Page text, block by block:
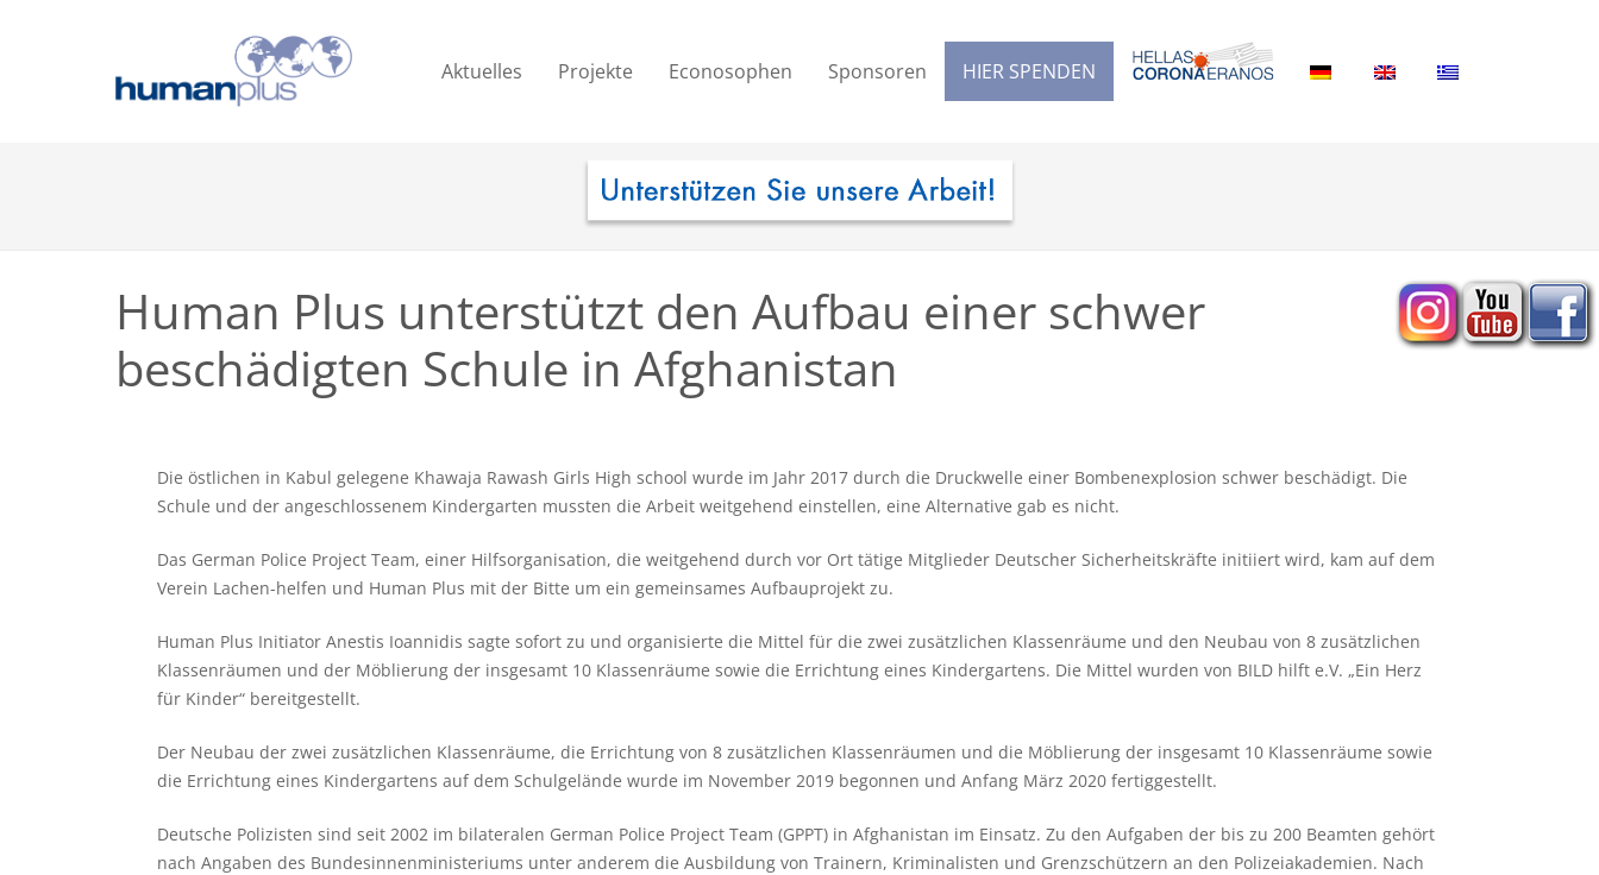
Aktuelles Projekte Econosophen Sponsoren HIER SPENDEN
Human Plus unterstützt den Aufbau einer schwer
beschädigten Schule in Afghanistan
Die östlichen in Kabul gelegene Khawaja Rawash Girls High school wurde im Jahr 2017 durch die Druckwelle einer Bombenexplosion schwer beschädigt. Die
Schule und der angeschlossenem Kindergarten mussten die Arbeit weitgehend einstellen, eine Alternative gab es nicht.
Das German Police Project Team, einer Hilfsorganisation, die weitgehend durch vor Ort tätige Mitglieder Deutscher Sicherheitskräfte initiiert wird, kam auf dem
Verein Lachen-helfen und Human Plus mit der Bitte um ein gemeinsames Aufbauprojekt zu.
Human Plus Initiator Anestis Ioannidis sagte sofort zu und organisierte die Mittel für die zwei zusätzlichen Klassenräume und den Neubau von 8 zusätzlichen
Klassenräumen und der Möblierung der insgesamt 10 Klassenräume sowie die Errichtung eines Kindergartens. Die Mittel wurden von BILD hilft e.V. „Ein Herz
für Kinder“ bereitgestellt.
Der Neubau der zwei zusätzlichen Klassenräume, die Errichtung von 8 zusätzlichen Klassenräumen und die Möblierung der insgesamt 10 Klassenräume sowie
die Errichtung eines Kindergartens auf dem Schulgelände wurde im November 2019 begonnen und Anfang März 2020 fertiggestellt.
Deutsche Polizisten sind seit 2002 im bilateralen German Police Project Team (GPPT) in Afghanistan im Einsatz. Zu den Aufgaben der bis zu 200 Beamten gehört
nach Angaben des Bundesinnenministeriums unter anderem die Ausbildung von Trainern, Kriminalisten und Grenzschützern an den Polizeiakademien. Nach